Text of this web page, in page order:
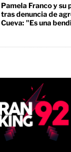
Pamela Franco y su
tras denuncia de
Cueva: "Es una